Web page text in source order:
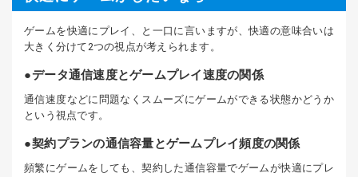
ゲームを快適にプレイ、と一口に言いますが、快適の意味合いは
大きく分けて2つの視点が考えられます。
データ通信速度とゲームプレイ速度の関係
通信速度などに問題なくスムーズにゲームができる状態かどうか
という視点です。
契約プランの通信容量とゲームプレイ頻度の関係
頻繁にゲームをしても、契約した通信容量でゲームが快適にプレ